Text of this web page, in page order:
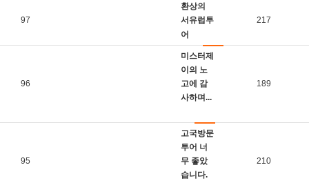
97
환상의
서유럽투
어
217
96
미스터제
이의 노
고에 감
사하며...
189
95
고국방문
투어 너
무 좋았
습니다.
210